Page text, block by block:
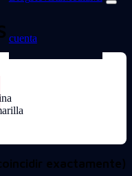
cuenta
exactamente)